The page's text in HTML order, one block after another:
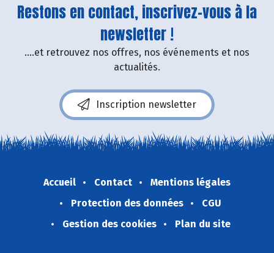
Restons en contact, inscrivez-vous à la
newsletter !
....et retrouvez nos offres, nos événements et nos
actualités.
Inscription newsletter
Accueil Contact
Mentions légales
Protection des données
CGU
Gestion des cookies
Plan du site